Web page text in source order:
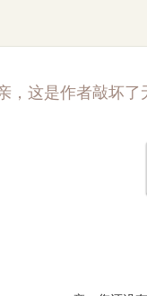
，这是作者敲坏